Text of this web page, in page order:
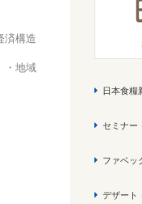
済構造
・地域
日本食糧
セミナー
ファベッ
デザート